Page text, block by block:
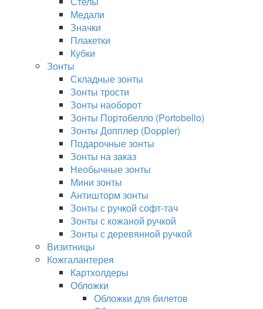
Медали
Значки
Плакетки
Кубки
Зонты
Складные зонты
Зонты трости
Зонты наоборот
Зонты Портобелло (Portobello)
Зонты Допплер (Doppler)
Подарочные зонты
Зонты на заказ
Необычные зонты
Мини зонты
Антишторм зонты
Зонты с ручкой софт-тач
Зонты с кожаной ручкой
Зонты с деревянной ручкой
Визитницы
Кожгалантерея
Картхолдеры
Обложки
Обложки для билетов